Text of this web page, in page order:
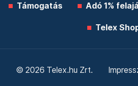
Támogatás Adó 1%
Telex
© 2026 Telex.hu Zrt.